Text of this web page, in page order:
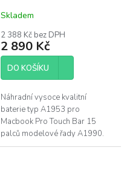
Early 2019)
Skladem
2 388 Kč bez DPH
2 890 Kč
DO KOŠÍKU
Náhradní vysoce kvalitní
baterie typ A1953 pro
Macbook Pro Touch Bar 15
palců modelové řady A1990.
Naše baterie mají CE, FC a